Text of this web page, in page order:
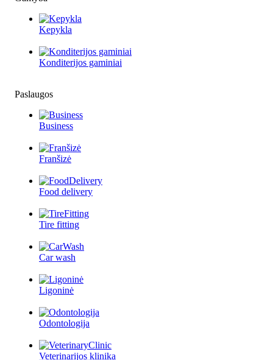
Kepykla
Konditerijos gaminiai
Paslaugos
Business
Franšizė
Food delivery
Tire fitting
Car wash
Ligoninė
Odontologija
Veterinarijos klinika